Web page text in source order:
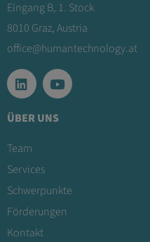
Eingang B, 1. Stock
8010 Graz, Austria
office@humantechnology.at
ÜBER UNS
Team
Services
Schwerpunkte
Förderungen
Kontakt